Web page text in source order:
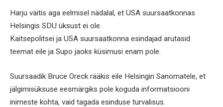
Harju väitis aga eelmisel nädalal, et USA suursaatkonnas
Helsingis SDU üksust ei ole.
Kaitsepolitsei ja USA suursaatkonna esindajad arutasid
teemat eile ja Supo jaoks küsimusi enam pole.
Suursaadik Bruce Oreck rääkis eile Helsingin Sanomatele, et
jälgimisüksuse eesmärgiks pole koguda informatsiooni
inimeste kohta, vaid tagada esinduse turvalisus.